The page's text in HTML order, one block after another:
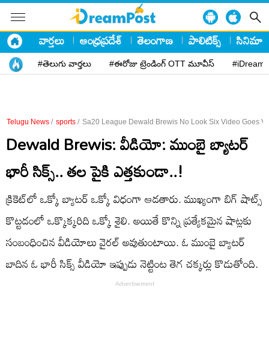
వార్తలు ఆంధ్రప్రదేశ్ తెలంగాణ పాలిటిక్స్ సినిమా
#తెలుగు వార్తలు #ఈరోజు ట్రెండింగ్ OTT మూవీస్
Telugu News / sports / Sa20 League Dewald Brewis No Look Six Video Goes
Dewald Brewis: వీడియో: ముంబై బ్యాటర్
భారీ సిక్స్.. తల పైకి ఎత్తకుండా..!
క్రికెట్​లో ఒక్కో బ్యాటర్ ఒక్కో విధంగా ఆడతారు. ముఖ్యంగా బిగ్ షాట్స్
కొట్టడంలో ఒక్కొక్కరిది ఒక్కో శైలి. అయితే కొన్ని ప్రత్యేకమైన షాట్లకు
సంబంధించిన వీడియోలు వైరల్ అవుతుంటాయి. ఓ ముంబై బ్యాటర్
బాదిన ఓ భారీ సిక్స్ వీడియో ఇప్పుడు నెట్టింట తెగ చక్కర్లు కొడుతోంది.